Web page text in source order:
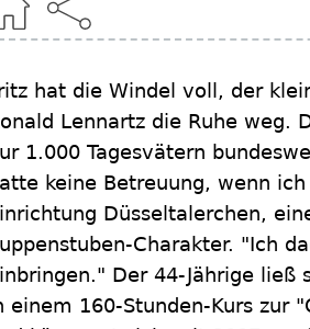
hat die Windel voll, der
Lennartz die Ruhe weg.
1.000 Tagesvätern
keine Betreuung, wenn
Düsseltalerchen,
Charakter. "Ich
Der 44-Jährige ließ
einem 160-Stunden-Kurs zur